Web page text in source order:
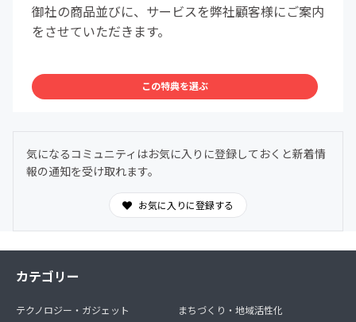
御社の商品並びに、サービスを弊社顧客様にご案内
をさせていただきます。
この特典を選ぶ
気になるコミュニティはお気に入りに登録しておくと新着情
報の通知を受け取れます。
お気に入りに登録する
カテゴリー
テクノロジー・ガジェット
まちづくり・地域活性化